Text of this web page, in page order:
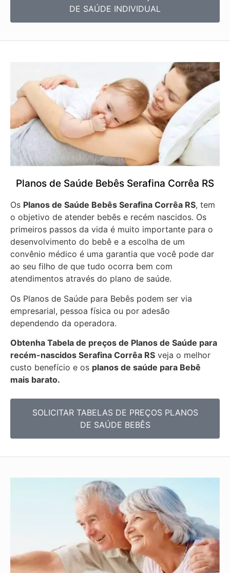
DE SAÚDE INDIVIDUAL
Planos de Saúde Bebês Serafina Corrêa RS
Os Planos de Saúde Bebês Serafina Corrêa RS, tem
o objetivo de atender bebês e recém nascidos. Os
primeiros passos da vida é muito importante para o
desenvolvimento do bebê e a escolha de um
convênio médico é uma garantia que você pode dar
ao seu filho de que tudo ocorra bem com
atendimentos através do plano de saúde.
Os Planos de Saúde para Bebês podem ser via
empresarial, pessoa física ou por adesão
dependendo da operadora.
Obtenha Tabela de preços de Planos de Saúde para
recém-nascidos Serafina Corrêa RS veja o melhor
custo benefício e os planos de saúde para Bebê
mais barato.
SOLICITAR TABELAS DE PREÇOS PLANOS
DE SAÚDE BEBÊS